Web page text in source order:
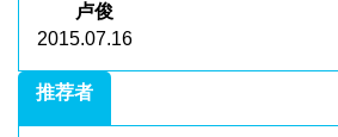
卢俊
2015.07.16
推荐者